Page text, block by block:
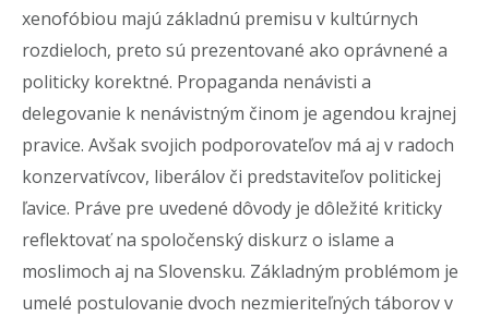
xenofóbiou majú základnú premisu v kultúrnych
rozdieloch, preto sú prezentované ako oprávnené a
politicky korektné. Propaganda nenávisti a
delegovanie k nenávistným činom je agendou krajnej
pravice. Avšak svojich podporovateľov má aj v radoch
konzervatívcov, liberálov či predstaviteľov politickej
ľavice. Práve pre uvedené dôvody je dôležité kriticky
reflektovať na spoločenský diskurz o islame a
moslimoch aj na Slovensku. Základným problémom je
umelé postulovanie dvoch nezmieriteľných táborov v